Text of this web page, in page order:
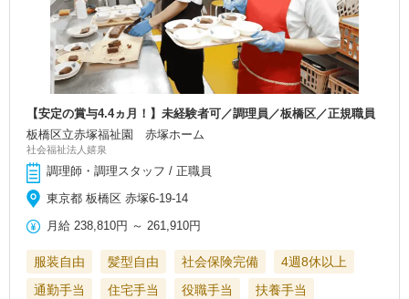
【安定の賞与4.4ヵ月！】未経験者可／調理員／板橋区／正規職員
板橋区立赤塚福祉園 赤塚ホーム
社会福祉法人嬉泉
調理師・調理スタッフ / 正職員
東京都 板橋区 赤塚6-19-14
月給 238,810円 ～261,910円
服装自由 髪型自由 社会保険完備
4週8休以上
通勤手当
住宅手当 役職手当 扶養手当